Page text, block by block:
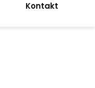
Kontakt